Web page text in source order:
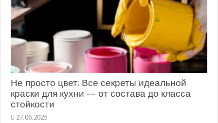
Не просто цвет: Все секреты идеальной
краски для кухни — от состава до класса
стойкости
27.06.2025